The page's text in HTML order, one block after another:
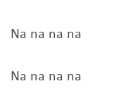
Na na na na
Na na na na